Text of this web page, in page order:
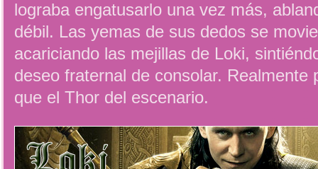
lograba engatusarlo una vez más,
débil. Las yemas de sus dedos se
acariciando las mejillas de Loki,
deseo fraternal de consolar. Realmente
que el Thor del escenario.